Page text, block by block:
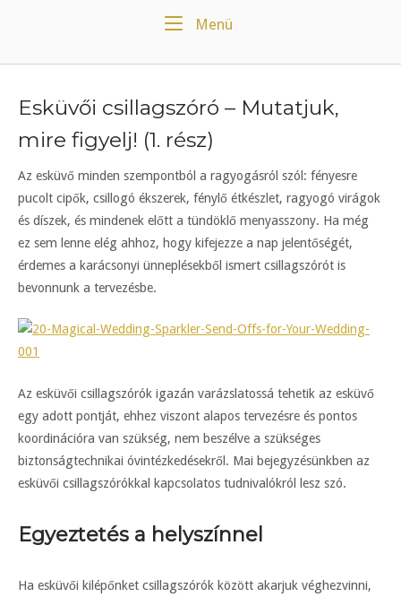
Menü
Esküvői csillagszóró – Mutatjuk,
mire figyelj! (1. rész)
Az esküvő minden szempontból a ragyogásról szól: fényesre
pucolt cipők, csillogó ékszerek, fénylő étkészlet, ragyogó virágok
és díszek, és mindenek előtt a tündöklő menyasszony. Ha még
ez sem lenne elég ahhoz, hogy kifejezze a nap jelentőségét,
érdemes a karácsonyi ünneplésekből ismert csillagszórót is
bevonnunk a tervezésbe.
Az esküvői csillagszórók igazán varázslatossá tehetik az esküvő
egy adott pontját, ehhez viszont alapos tervezésre és pontos
koordinációra van szükség, nem beszélve a szükséges
biztonságtechnikai óvintézkedésekről. Mai bejegyzésünkben az
esküvői csillagszórókkal kapcsolatos tudnivalókról lesz szó.
Egyeztetés a helyszínnel
Ha esküvői kilépőnket csillagszórók között akarjuk véghezvinni,